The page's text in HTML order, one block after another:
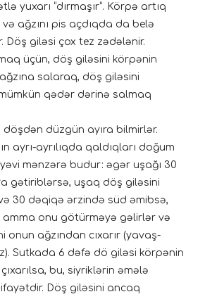
yuxarı “dırmaşır”. Körpə artıq
ağzını pis açdıqda da belə
Döş giləsi çox tez zədələnir.
üçün, döş giləsini körpənin
ağzına salaraq, döş giləsini
qədər dərinə salmaq
düzgün ayıra bilmirlər.
ayrı-ayrılıqda qaldıqları doğum
mənzərə budur: əgər uşağı 30
gətiriblərsə, uşaq döş giləsini
30 dəqiqə ərzində süd əmibsə,
amma onu götürməyə gəlirlər və
onun ağzından cıxarır (yavaş-
Sutkada 6 dəfə dö giləsi körpənin
bu, siyriklərin əmələ
Döş giləsini ancaq